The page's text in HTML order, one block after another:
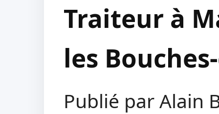
Traiteur à
les
Publié par Alain